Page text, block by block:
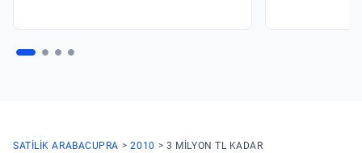
SATILIK ARABACUPRA 2010 3 MILYON TL KADAR